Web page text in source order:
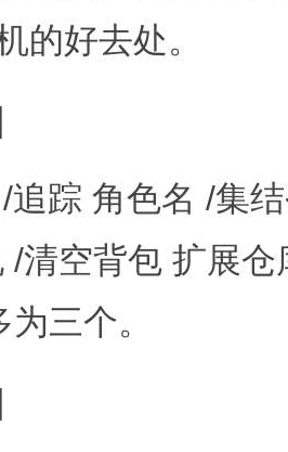
的好去处。
追踪 角色名 /集
/清空背包 扩展
三个。